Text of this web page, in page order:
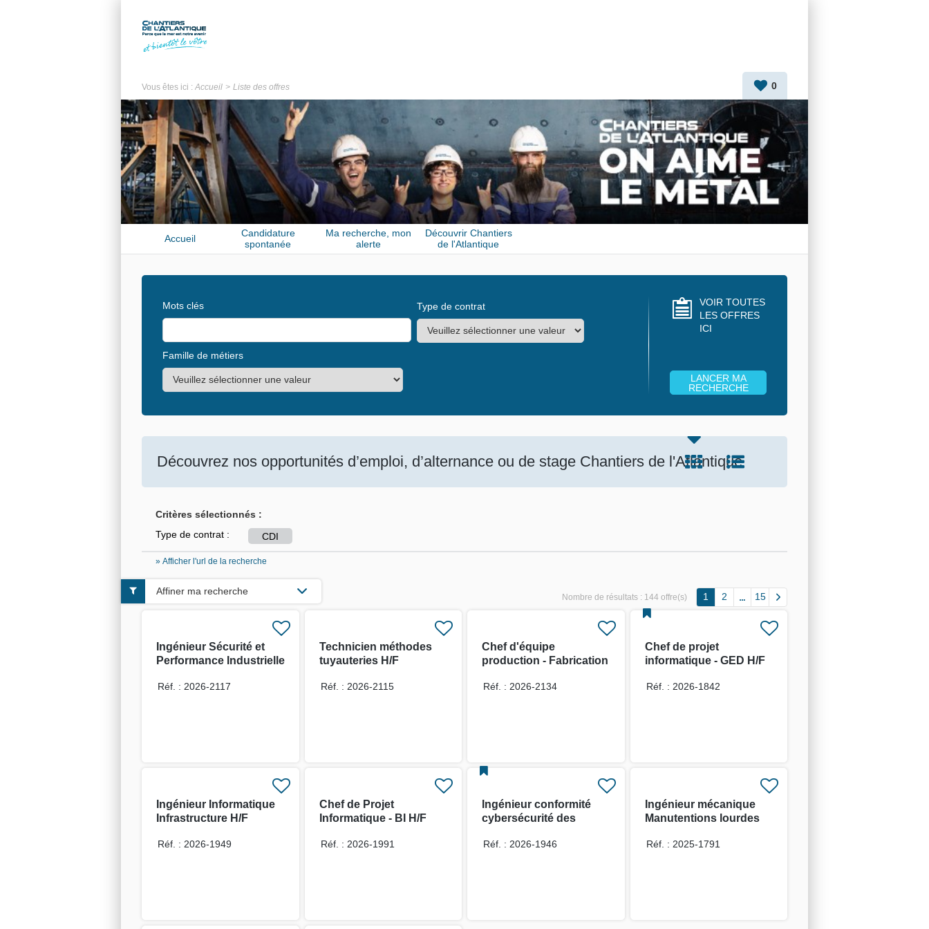
Vous êtes ici : Accueil Liste des offres 0
Accueil
Candidature
spontanée
Ma recherche, mon
alerte
Découvrir Chantiers
de l'Atlantique
Mots clés Type de contrat
Famille de métiers
VOIR TOUTES
LES OFFRES
ICI
Découvrez nos opportunités d’emploi, d’alternance ou de stage Chantiers de l'Atlantique
Critères sélectionnés :
Type de contrat :
CDI
» Afficher l'url de la recherche
Nombre de résultats : 144 offre(s) 1 2 15
Ingénieur Sécurité et
Performance Industrielle
Réf. : 2026-2117
Technicien méthodes
tuyauteries H/F
Réf. : 2026-2115
Chef d'équipe
production - Fabrication
Réf. : 2026-2134
Chef de projet
informatique - GED H/F
Réf. : 2026-1842
Ingénieur Informatique
Infrastructure H/F
Réf. : 2026-1949
Chef de Projet
Informatique - BI H/F
Réf. : 2026-1991
Ingénieur conformité
cybersécurité des
Réf. : 2026-1946
Ingénieur mécanique
Manutentions lourdes
Réf. : 2025-1791
Affiner ma recherche